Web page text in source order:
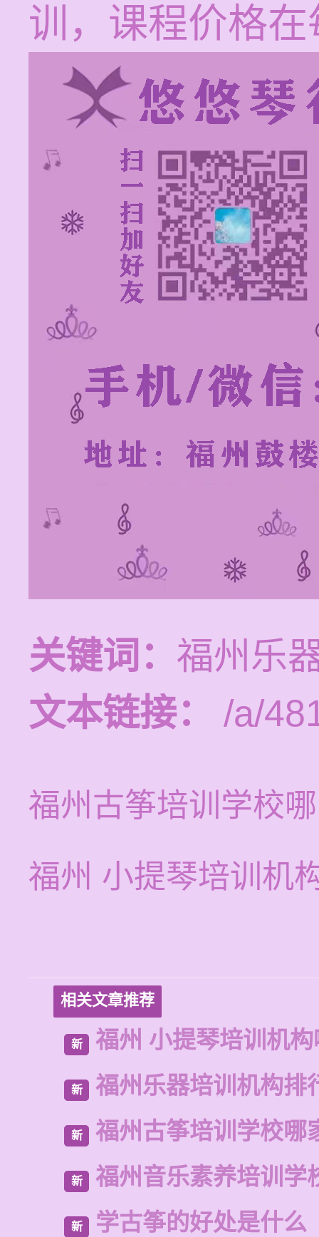
训，课程价格
关键词： 福州乐
文本链接：
/a/
福州古筝培训学校
福州 小提琴培训机
相关文章推荐
新 福州 小提琴培训机
新 福州乐器培训机构排
新 福州古筝培训学校哪
新 福州音乐素养培训学
新 学古筝的好处是什么